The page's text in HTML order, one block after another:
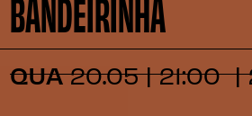
BANDEIRINHA
QUA 20.05 | 21:00 |